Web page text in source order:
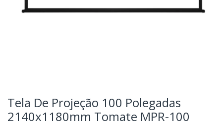
Tela De Projeção 100 Polegadas
2140x1180mm Tomate MPR-100